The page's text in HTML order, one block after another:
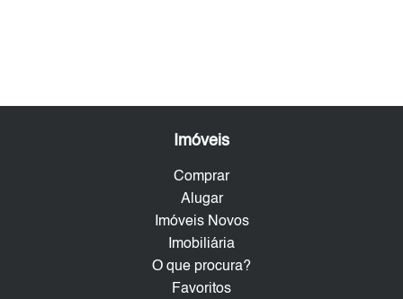
Imóveis
Comprar
Alugar
Imóveis Novos
Imobiliária
O que procura?
Favoritos